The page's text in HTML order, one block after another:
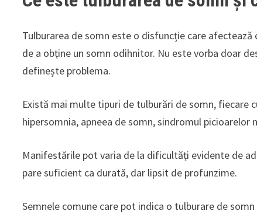
Tulburarea de somn este o disfuncție care
de a obține un somn odihnitor. Nu este vorba doar
definește problema.
Există mai multe tipuri de tulburări de somn, fiecare
hipersomnia, apneea de somn, sindromul
Manifestările pot varia de la dificultăți evidente de
pare suficient ca durată, dar lipsit de profunzime.
Semnele comune care pot indica o tulburare de somn